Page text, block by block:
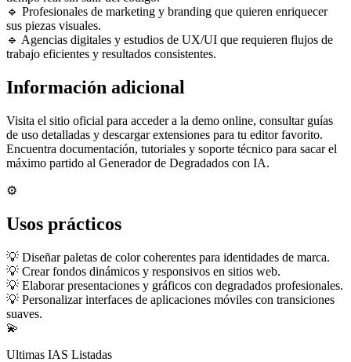
🔹 Profesionales de marketing y branding que quieren enriquecer
sus piezas visuales.
🔹 Agencias digitales y estudios de UX/UI que requieren flujos de
trabajo eficientes y resultados consistentes.
Información adicional
Visita el sitio oficial para acceder a la demo online, consultar guías
de uso detalladas y descargar extensiones para tu editor favorito.
Encuentra documentación, tutoriales y soporte técnico para sacar el
máximo partido al Generador de Degradados con IA.
⚙️
Usos prácticos
💡 Diseñar paletas de color coherentes para identidades de marca.
💡 Crear fondos dinámicos y responsivos en sitios web.
💡 Elaborar presentaciones y gráficos con degradados profesionales.
💡 Personalizar interfaces de aplicaciones móviles con transiciones
suaves.
💫
Ultimas IAS Listadas